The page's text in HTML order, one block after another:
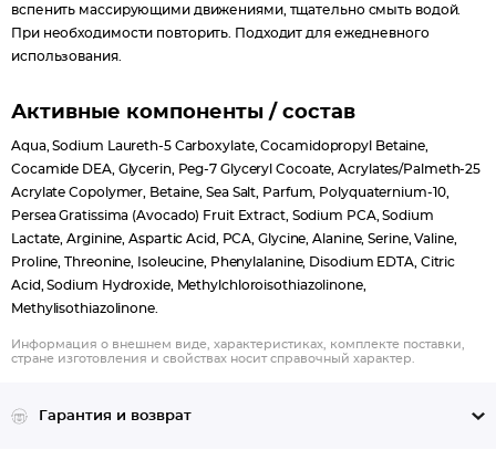
вспенить массирующими движениями, тщательно смыть водой.
При необходимости повторить. Подходит для ежедневного
использования.
Активные компоненты / состав
Aqua, Sodium Laureth-5 Carboxylate, Cocamidopropyl Betaine,
Cocamide DEA, Glycerin, Peg-7 Glyceryl Cocoate, Acrylates/Palmeth-25
Acrylate Copolymer, Betaine, Sea Salt, Parfum, Polyquaternium-10,
Persea Gratissima (Avocado) Fruit Extract, Sodium PCA, Sodium
Lactate, Arginine, Aspartic Acid, PCA, Glycine, Alanine, Serine, Valine,
Proline, Threonine, Isoleucine, Phenylalanine, Disodium EDTA, Citric
Acid, Sodium Hydroxide, Methylchloroisothiazolinone,
Methylisothiazolinone.
Информация о внешнем виде, характеристиках, комплекте поставки,
стране изготовления и свойствах носит справочный характер.
Гарантия и возврат